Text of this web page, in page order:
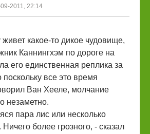
2011, 22:14
какое-то дикое чудовище,
Каннингхэм по дороге на
его единственная реплика за
поскольку все это время
Ван Хееле, молчание
незаметно.
пара лис или несколько
более грозного, - сказал